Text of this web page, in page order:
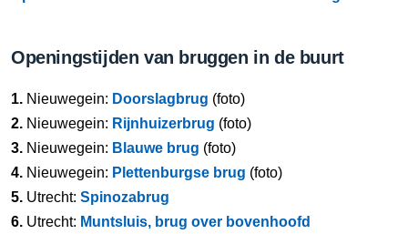
Openingstijden van bruggen in de buurt
1. Nieuwegein: Doorslagbrug (foto)
2. Nieuwegein: Rijnhuizerbrug (foto)
3. Nieuwegein: Blauwe brug (foto)
4. Nieuwegein: Plettenburgse brug (foto)
5. Utrecht: Spinozabrug
6. Utrecht: Muntsluis, brug over bovenhoofd